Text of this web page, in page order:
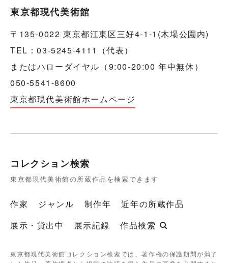
東京都現代美術館
〒135-0022 東京都江東区三好4-1-1(木場公園内)
TEL：03-5245-4111（代表）
またはハローダイヤル（9:00-20:00 年中無休）
050-5541-8600
東京都現代美術館ホームページ
コレクション検索
東京都現代美術館の所蔵作品を検索できます
作家 ジャンル 制作年
近年の所蔵作品
展示・貸出中
展示記録 作品検索
東京都現代美術館コレクション検索では、著作権の保護期間が満了